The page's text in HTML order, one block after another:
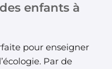
enfants à
pour enseigner
Par de